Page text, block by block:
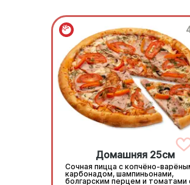
Домашняя 25см
Сочная пицца с копчёно-
карбонадом, шампиньонами,
болгарским перцем и томатами